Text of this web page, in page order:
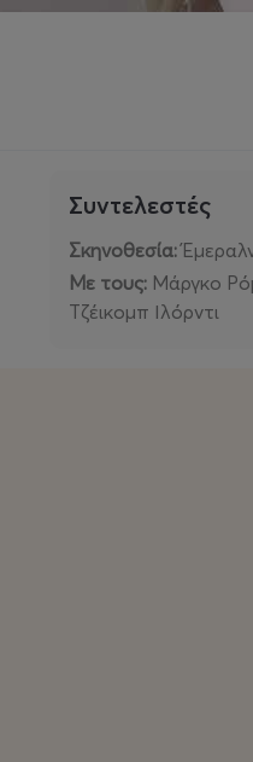
Συντελεστές
Σκηνοθεσία:
Με τους: Μάργκο
Τζέικομπ Ιλόρντι